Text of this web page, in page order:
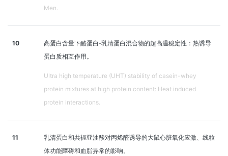
Men.
10
高蛋白含量下酪蛋白-乳清蛋白混合物的超高温稳定性：热诱导
蛋白质相互作用。
Ultra high temperature (UHT) stability of casein-whey
protein mixtures at high protein content: Heat induced
protein interactions.
11
乳清蛋白和共轭亚油酸对丙烯醛诱导的大鼠心脏氧化应激、线粒
体功能障碍和血脂异常的影响。